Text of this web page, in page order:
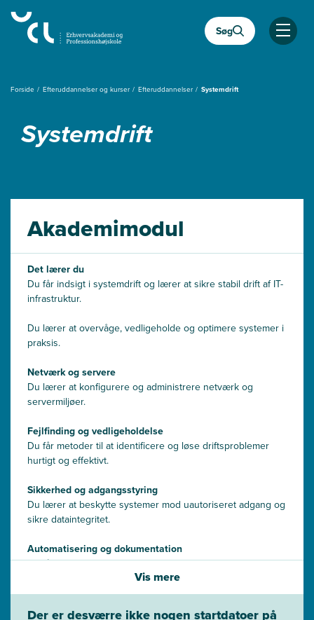
hovedindhold
Søg
Åben
Forside Efteruddannelser og kurser Efteruddannelser Systemdrift
Systemdrift
Akademimodul
Det lærer du
Du får indsigt i systemdrift og lærer at sikre stabil drift af IT-
infrastruktur.
Du lærer at overvåge, vedligeholde og optimere systemer i
praksis.
Netværk og servere
Du lærer at konfigurere og administrere netværk og
servermiljøer.
Fejlfinding og vedligeholdelse
Du får metoder til at identificere og løse driftsproblemer
hurtigt og effektivt.
Sikkerhed og adgangsstyring
Du lærer at beskytte systemer mod uautoriseret adgang og
sikre dataintegritet.
Automatisering og dokumentation
Du får værktøjer til at automatisere rutiner og dokumentere
Vis mere
Der er desværre ikke nogen startdatoer på